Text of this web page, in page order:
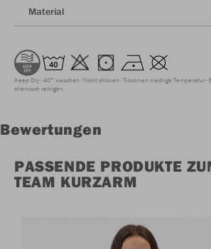
Material
Keep Dry 40° waschen Nicht chloren Trocknen niedrige Temperatur
chemisch reinigen
Bewertungen
PASSENDE PRODUKTE
TEAM KURZARM